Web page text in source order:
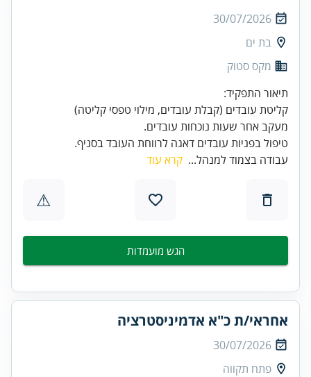
30/07/2026
בת ים
מקס סטוק
טיפול בפניות עובדים דאגה לרווחת העובד בסניף.
עבודה בצמוד למנהל... קרא עוד
⚠
הגש מועמדות
אחראי/ת כ"א אדמיניסטרציה
30/07/2026
פתח תקווה